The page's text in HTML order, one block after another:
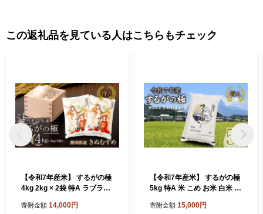
この返礼品を見ている人はこちらもチェック
【令和7年産米】 するがの極
4kg 2kg × 2袋 特A ラブライ
米 こめ お米 白米 精米 JA ブ
寄附金額 14,000円
【令和7年産米】 するがの極
5kg 特A 米 こめ お米 白米 精
ランド米 きぬむすめ 長泉町
寄附金額 15,000円